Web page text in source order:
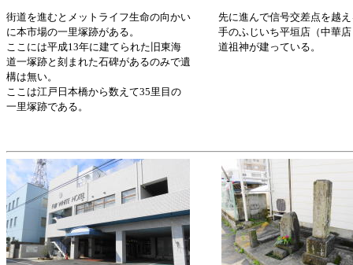
街道を進むとメットライフ生命の向かい
に本市場の一里塚跡がある。
ここには平成13年に建てられた旧東海
道一塚跡と刻まれた石碑があるのみで遺
構は無い。
ここは江戸日本橋から数えて35里目の
一里塚跡である。
先に進んで信号交差点を越
手のふじいち平垣店（中華
道祖神が建っている。